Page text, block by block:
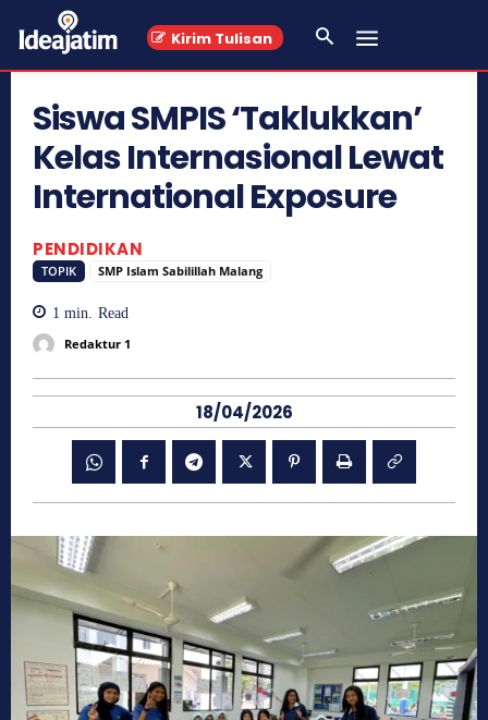
Kirim Tulisan
Siswa SMPIS ‘Taklukkan’
Kelas Internasional Lewat
International Exposure
PENDIDIKAN
TOPIK SMP Islam Sabilillah Malang
1 min.
Read
Redaktur 1
18/04/2026